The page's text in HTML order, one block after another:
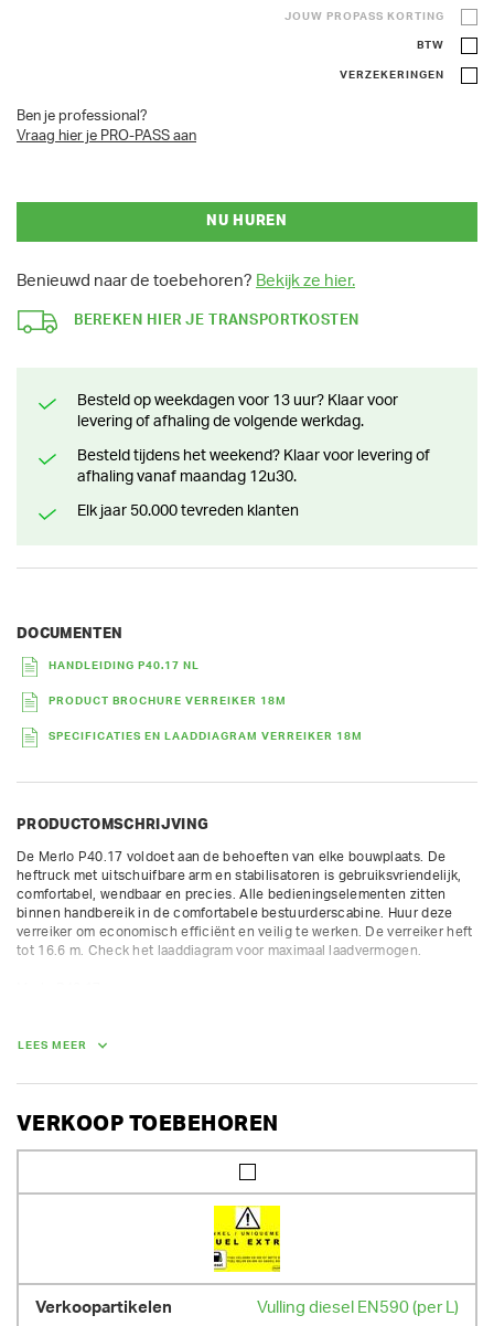
JOUW PROPASS KORTING
BTW
VERZEKERINGEN
Ben je professional?
Vraag hier je PRO-PASS aan
NU HUREN
Benieuwd naar de toebehoren? Bekijk ze hier.
BEREKEN HIER JE TRANSPORTKOSTEN
Besteld op weekdagen voor 13 uur? Klaar voor
levering of afhaling de volgende werkdag.
Besteld tijdens het weekend? Klaar voor levering of
afhaling vanaf maandag 12u30.
Elk jaar 50.000 tevreden klanten
DOCUMENTEN
HANDLEIDING P40.17 NL
PRODUCT BROCHURE VERREIKER 18M
SPECIFICATIES EN LAADDIAGRAM VERREIKER 18M
PRODUCTOMSCHRIJVING
De Merlo P40.17 voldoet aan de behoeften van elke bouwplaats. De
heftruck met uitschuifbare arm en stabilisatoren is gebruiksvriendelijk,
comfortabel, wendbaar en precies. Alle bedieningselementen zitten
binnen handbereik in de comfortabele bestuurderscabine. Huur deze
verreiker om economisch efficiënt en veilig te werken. De verreiker heft
tot 16.6 m. Check het laaddiagram voor maximaal laadvermogen.
Reikwijdte: 13 m
Breedte: 2,55 m
Lengte: 5,97 m
11670.00 kg
LEES MEER
VERKOOP TOEBEHOREN
Vulling diesel EN590 (per L)